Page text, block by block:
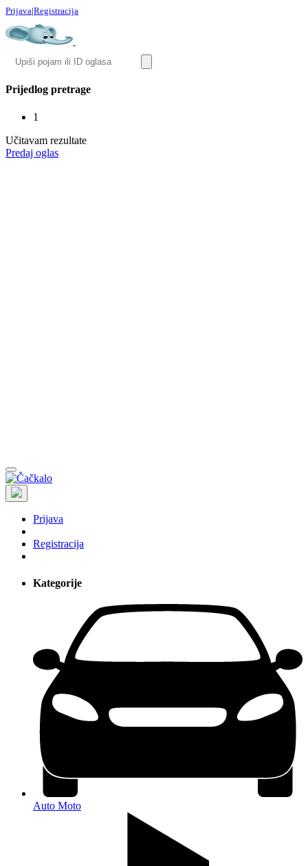
Prijava|Registracija
Prijedlog pretrage
1
Učitavam rezultate
Predaj oglas
Prijava
Registracija
Kategorije
Auto Moto